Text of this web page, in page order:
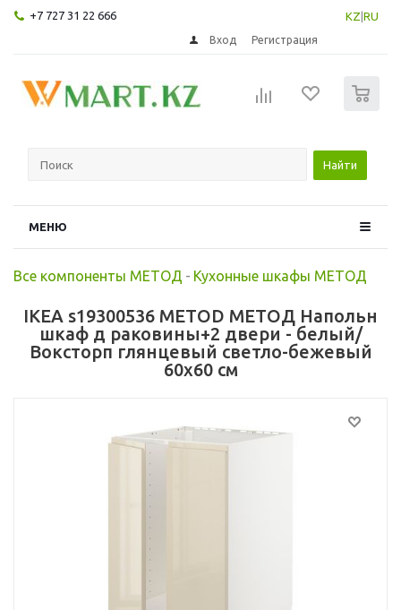
+7 727 31 22 666 KZ RU
Вход Регистрация
Найти
МЕНЮ
Все компоненты МЕТОД - Кухонные шкафы МЕТОД
IKEA s19300536 METOD МЕТОД Напольн
шкаф д раковины+2 двери - белый/
Воксторп глянцевый светло-бежевый
60x60 см